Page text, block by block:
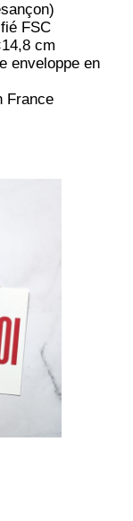
FSC
cm
enveloppe en
France